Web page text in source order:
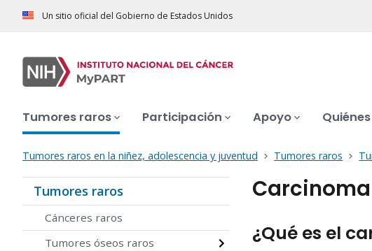
Un sitio oficial del Gobierno de Estados Unidos
Tumores raros Participación Apoyo
Tumores raros en la niñez, adolescencia y juventud Tumores raros
Tumores raros
Cánceres raros
Tumores óseos raros
¿Qué es el